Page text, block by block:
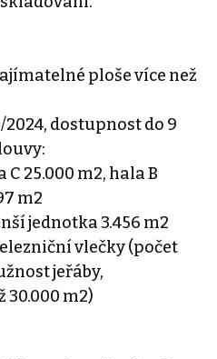
ploše více než
dostupnost do 9
C 25.000 m2, hala B
m2
jednotka 3.456 m2
vlečky (počet
jeřáby,
m2)